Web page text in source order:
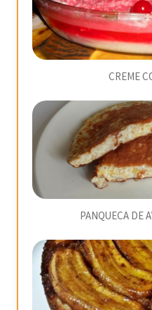
CREME
PANQUECA DE